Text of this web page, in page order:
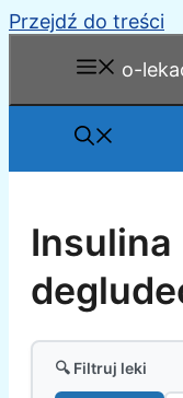
Przejdź do treści
o-
Insulina
🔍 Filtruj leki